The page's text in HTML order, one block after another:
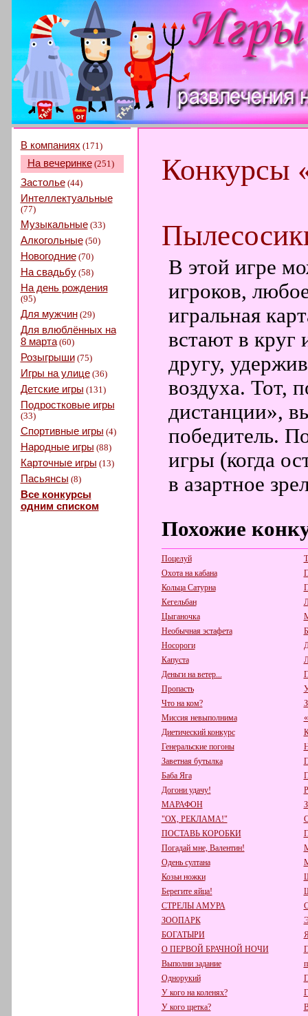
В компаниях (171)
На вечеринке(251)
Застолье(44)
Интеллектуальные
(77)
Музыкальные(33)
Алкогольные(50)
Новогодние(70)
На свадьбу(58)
На день рождения
(95)
Для мужчин(29)
Для влюблённых на
8 марта(60)
Розыгрыши(75)
Игры на улице(36)
Детские игры (131)
Подростковые игры
(33)
Спортивные игры (4)
Народные игры (88)
Карточные игры (13)
Пасьянсы (8)
Все конкурсы
одним списком
Конкурсы
В этой игре
игроков,
игральная
встают в круг
другу,
воздуха. Тот,
дистанции»,
победитель.
игры (когда
в азартное
Похожие
Поцелуй
Охота на кабана
Кольца Сатурна
Кегельбан
Цыганочка
Необычная эстафета
Носороги
Капуста
Деньги на ветер...
Пропасть
Что на ком?
Миссия невыполнима
Диетический конкурс
Генеральские погоны
Заветная бутылка
Баба Яга
Догони удачу!
МАРАФОН
"ОХ, РЕКЛАМА!"
ПОСТАВЬ КОРОБКИ
Погадай мне, Валентин!
Одень султана
Козьи ножки
Берегите яйца!
СТРЕЛЫ АМУРА
ЗООПАРК
БОГАТЫРИ
О ПЕРВОЙ БРАЧНОЙ НОЧИ
Выполни задание
Однорукий
У кого на коленях?
У кого щетка?